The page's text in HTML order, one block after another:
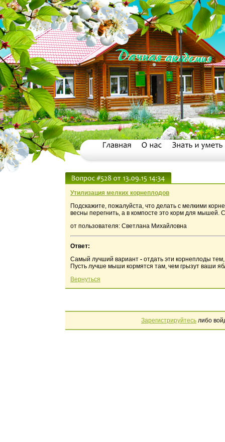
Утилизация мелких корнеплодов
Подскажите, пожалуйста, что делать с мелкими
весны перегнить, а в компосте это корм для мышей.
от пользователя: Светлана Михайловна
Ответ:
Самый лучший вариант - отдать эти корнеплоды
Пусть лучше мыши кормятся там, чем грызут ваши
Вернуться
Зарегистрируйтесь либо